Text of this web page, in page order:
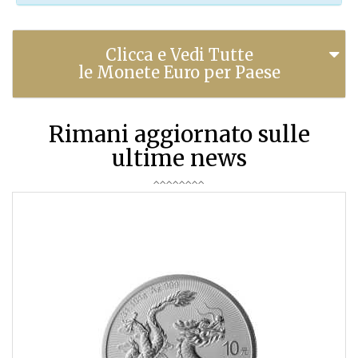
Clicca e Vedi Tutte
le Monete Euro per Paese
Rimani aggiornato sulle
ultime news